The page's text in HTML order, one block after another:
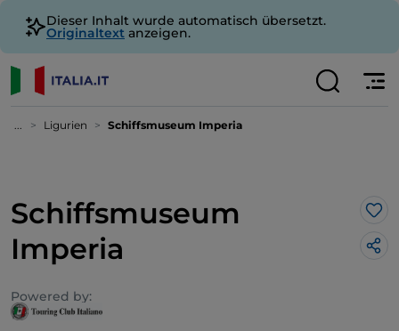
Dieser Inhalt wurde automatisch übersetzt.
Originaltext anzeigen.
... Ligurien Schiffsmuseum Imperia
Schiffsmuseum
Imperia
Powered by: